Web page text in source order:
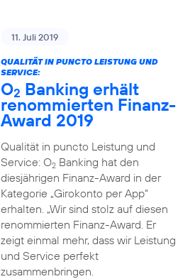
11. Juli 2019
QUALITÄT IN PUNCTO LEISTUNG UND
SERVICE:
O2 Banking erhält
renommierten Finanz-
Award 2019
Qualität in puncto Leistung und
Service: O2Banking hat den
diesjährigen Finanz-Award in der
Kategorie „Girokonto per App“
erhalten. „Wir sind stolz auf diesen
renommierten Finanz-Award. Er
zeigt einmal mehr, dass wir Leistung
und Service perfekt
zusammenbringen.